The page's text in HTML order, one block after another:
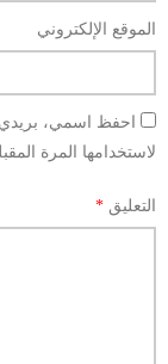
الموقع الإلكتروني
احفظ اسمي، بريدي
لاستخدامها المرة
التعليق *